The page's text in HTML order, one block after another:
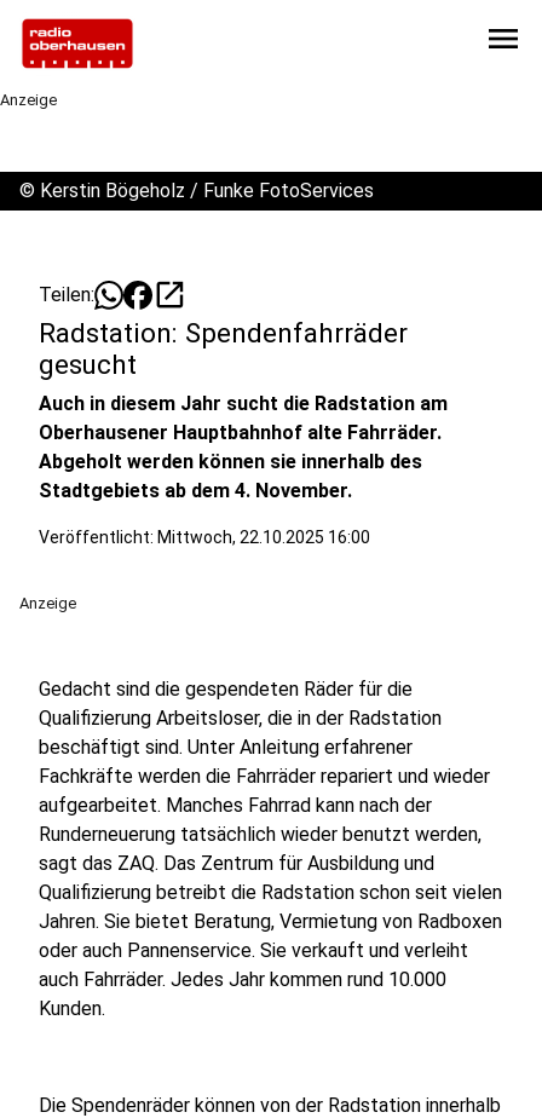
menu
Anzeige
© Kerstin Bögeholz / Funke FotoServices
Teilen: open_in_new
Radstation: Spendenfahrräder
gesucht
Auch in diesem Jahr sucht die Radstation am
Oberhausener Hauptbahnhof alte Fahrräder.
Abgeholt werden können sie innerhalb des
Stadtgebiets ab dem 4. November.
Veröffentlicht: Mittwoch, 22.10.2025 16:00
Anzeige
Gedacht sind die gespendeten Räder für die
Qualifizierung Arbeitsloser, die in der Radstation
beschäftigt sind. Unter Anleitung erfahrener
Fachkräfte werden die Fahrräder repariert und wieder
aufgearbeitet. Manches Fahrrad kann nach der
Runderneuerung tatsächlich wieder benutzt werden,
sagt das ZAQ. Das Zentrum für Ausbildung und
Qualifizierung betreibt die Radstation schon seit vielen
Jahren. Sie bietet Beratung, Vermietung von Radboxen
oder auch Pannenservice. Sie verkauft und verleiht
auch Fahrräder. Jedes Jahr kommen rund 10.000
Kunden.
Die Spendenräder können von der Radstation innerhalb